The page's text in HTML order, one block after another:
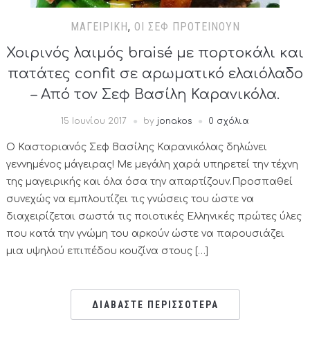
ΜΑΓΕΙΡΙΚΉ, ΟΙ ΣΕΦ ΠΡΟΤΕΊΝΟΥΝ
Χοιρινός λαιμός braisé με πορτοκάλι και
πατάτες confit σε αρωματικό ελαιόλαδο
– Από τον Σεφ Βασίλη Καρανικόλα.
15 Ιουνίου 2017 by jonakos 0 σχόλια
Ο Καστοριανός Σεφ Βασίλης Καρανικόλας δηλώνει
γεννημένος μάγειρας! Με μεγάλη χαρά υπηρετεί την τέχνη
της μαγειρικής και όλα όσα την απαρτίζουν.Προσπαθεί
συνεχώς να εμπλουτίζει τις γνώσεις του ώστε να
διαχειρίζεται σωστά τις ποιοτικές Ελληνικές πρώτες ύλες
που κατά την γνώμη του αρκούν ώστε να παρουσιάζει
μια υψηλού επιπέδου κουζίνα στους […]
ΔΙΑΒΑΣΤΕ ΠΕΡΙΣΣΟΤΕΡΑ